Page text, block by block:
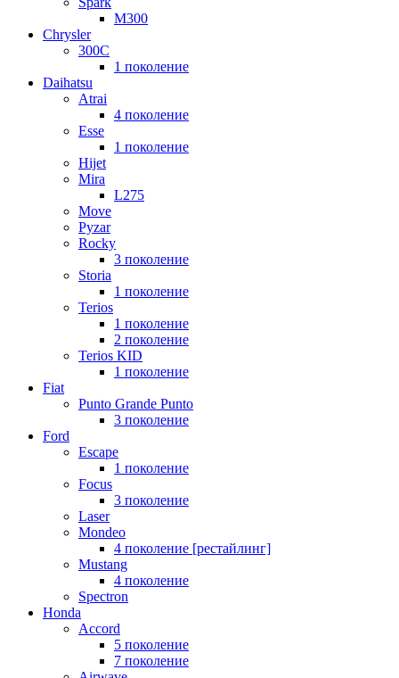
M300
Chrysler
300C
1 поколение
Daihatsu
Atrai
4 поколение
Esse
1 поколение
Hijet
Mira
L275
Move
Pyzar
Rocky
3 поколение
Storia
1 поколение
Terios
1 поколение
2 поколение
Terios KID
1 поколение
Fiat
Punto Grande Punto
3 поколение
Ford
Escape
1 поколение
Focus
3 поколение
Laser
Mondeo
4 поколение [рестайлинг]
Mustang
4 поколение
Spectron
Honda
Accord
5 поколение
7 поколение